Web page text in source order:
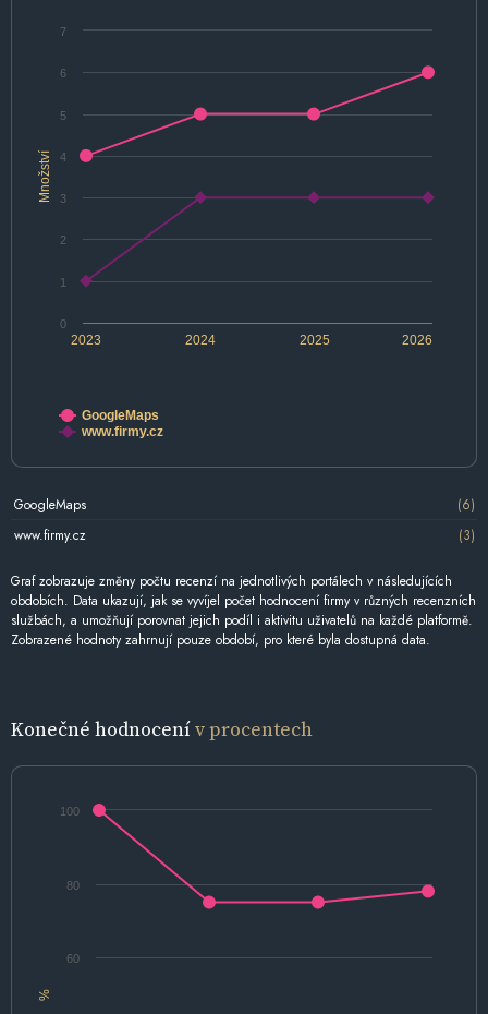
Množství
2024 2026
2023 2025
0
1
2
3
4
5
6
7
GoogleMaps
www.firmy.cz
GoogleMaps
(6)
www.firmy.cz
(3)
Graf zobrazuje změny počtu recenzí na jednotlivých portálech v následujících
obdobích. Data ukazují, jak se vyvíjel počet hodnocení firmy v různých recenzních
službách, a umožňují porovnat jejich podíl i aktivitu uživatelů na každé platformě.
Zobrazené hodnoty zahrnují pouze období, pro které byla dostupná data.
Konečné hodnocenív procentech
%
60
80
100